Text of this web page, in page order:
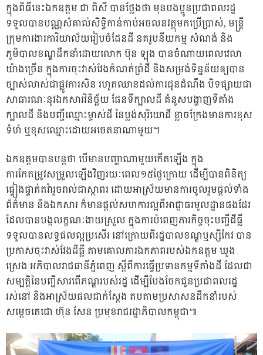
ក្នុងពិធីនេះឯកឧត្តម ជា ពិសី បានថ្លែងថា មុនបងប្អូនប្រជាពលរដ្ឋ
ទទួលបានបណ្ណសំគាល់សិទ្ធិកាន់កាប់អចលនវត្ថុមកប្រើប្រាស់, មន្ត្រី
ក្រុមការងារការិយាល័យរៀបចំដែនដី នគរូបនីយកម្ម សំណង់ និង
ភូមិបាលខណ្ឌដឹកនាំដោយលោក ប៊ុន ឡុង បានចំណាយពេលវេលា
យ៉ាងច្រើន ក្នុងការចុះវាស់វែងកំណត់ព្រំដី និងសម្រង់ទិន្នន័យឲ្យបាន
ច្បាស់លាស់ជាផ្លូវការសិន រហូតឈានដល់ការជូនដំណឹង បិទផ្សាយជា
សាធារណៈនូវឯកសារវិនិច្ឆ័យ ផែនទីក្បាលដី គំនូសបង្ហាញទីតាំង
ក្បាលដី និងបញ្ជីឈ្មោះម្ចាស់ដី នៃប្លង់សុរិយោដី ខ្លាចក្រែងមានការខុស
ទំហំ ឬខុសឈ្មោះដោយអចេតនាណាមួយ។
ឯកឧត្តមបានបន្តថា បើមានបញ្ហាណាមួយកើតឡើង ក្នុង
ការកែតម្រូវសម្រួលឡើងវិញរយៈពេល១៥ថ្ងៃក្រោយ ដើម្បីបានពិនិត្យ
ផ្ទៀងផ្ទាត់តវ៉ារួចរាល់ជាស្ថាពរ ដោយអាស្រ័យមានការចូលរួមផ្ដល់ទាំង
ព័ត៌មាន និងឯកសារ ក៏មានផ្ដល់សហការល្អពីអាជ្ញាធរមូលដ្ឋានផងដែរ
ដែលបានបង្កលក្ខណៈងាយស្រួល ក្នុងការបំពេញភារកិច្ចចុះបញ្ជីដីធ្លី
ទទួលបានលទ្ធផលល្អប្រសើរ នៅក្រោយពីរដ្ឋបាលខណ្ឌឬស្សីកែវ បាន
ប្រកាសចុះវាស់វែងដីធ្លី តាមគោលការឯកភាពរបស់ឯកឧត្តម ឃួង
ស្រេង អភិបាលរាជធានីភ្នំពេញ ស្ដីពីការធ្វើប្រទានកម្មទីតាំងដី ដែលជា
សម្បត្តិនៃបញ្ជីសារពើភណ្ឌរបស់រដ្ឋ ដើម្បីបែងចែកជូនប្រជាពលរដ្ឋ
រស់នៅ និងអាស្រ័យផលជាក់ស្ដែង តបតាមប្រសាសនដឹកនាំរបស់
សម្ដេចតេជោ ហ៊ុន សែន ប្រមុខរាជរដ្ឋាភិបាលកម្ពុជា៕